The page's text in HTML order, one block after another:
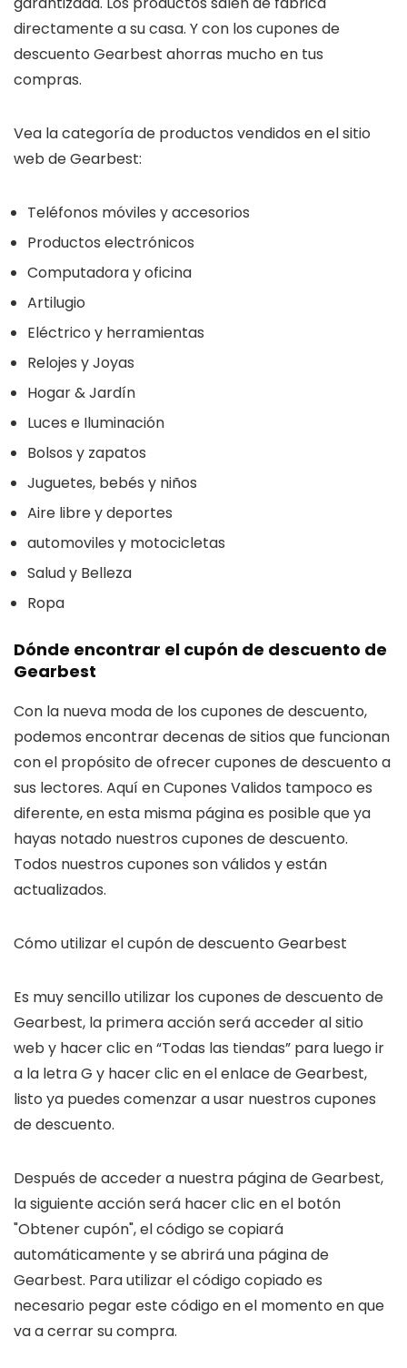
directamente a su casa. Y con los cupones de
descuento Gearbest ahorras mucho en tus
compras.
Vea la categoría de productos vendidos en el sitio
web de Gearbest:
Teléfonos móviles y accesorios
Productos electrónicos
Computadora y oficina
Artilugio
Eléctrico y herramientas
Relojes y Joyas
Hogar & Jardín
Luces e Iluminación
Bolsos y zapatos
Juguetes, bebés y niños
Aire libre y deportes
automoviles y motocicletas
Salud y Belleza
Ropa
Dónde encontrar el cupón de descuento de
Gearbest
Con la nueva moda de los cupones de descuento,
podemos encontrar decenas de sitios que funcionan
con el propósito de ofrecer cupones de descuento a
sus lectores. Aquí en Cupones Validos tampoco es
diferente, en esta misma página es posible que ya
hayas notado nuestros cupones de descuento.
Todos nuestros cupones son válidos y están
actualizados.
Cómo utilizar el cupón de descuento Gearbest
Es muy sencillo utilizar los cupones de descuento de
Gearbest, la primera acción será acceder al sitio
web y hacer clic en “Todas las tiendas” para luego ir
a la letra G y hacer clic en el enlace de Gearbest,
listo ya puedes comenzar a usar nuestros cupones
de descuento.
Después de acceder a nuestra página de Gearbest,
la siguiente acción será hacer clic en el botón
"Obtener cupón", el código se copiará
automáticamente y se abrirá una página de
Gearbest. Para utilizar el código copiado es
necesario pegar este código en el momento en que
va a cerrar su compra.